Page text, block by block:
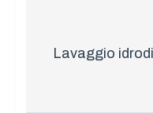
Lavaggio